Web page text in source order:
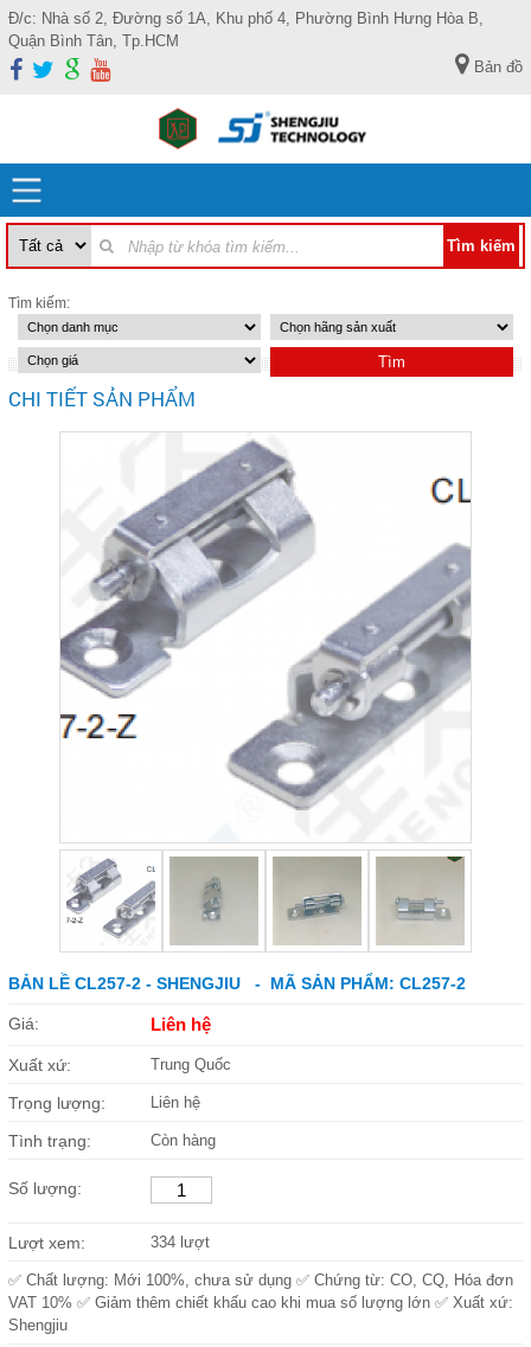
Đ/c: Nhà số 2, Đường số 1A, Khu phố 4, Phường Bình Hưng Hòa B,
Quận Bình Tân, Tp.HCM
Bản đồ
Tìm kiếm:
CHI TIẾT SẢN PHẨM
BẢN LỀ CL257-2 - SHENGJIU - MÃ SẢN PHẨM: CL257-2
Giá: Liên hệ
Xuất xứ: Trung Quốc
Trọng lượng: Liên hệ
Tình trạng: Còn hàng
Số lượng:
Lượt xem: 334 lượt
✅ Chất lượng: Mới 100%, chưa sử dụng ✅ Chứng từ: CO, CQ, Hóa đơn
VAT 10% ✅ Giảm thêm chiết khấu cao khi mua số lượng lớn ✅ Xuất xứ:
Shengjiu